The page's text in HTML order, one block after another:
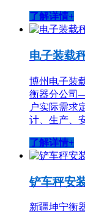
了解详情+
电子装载
博州电子装
衡器分公司
户实际需求
计、生产、
了解详情+
铲车秤安
新疆坤宁衡